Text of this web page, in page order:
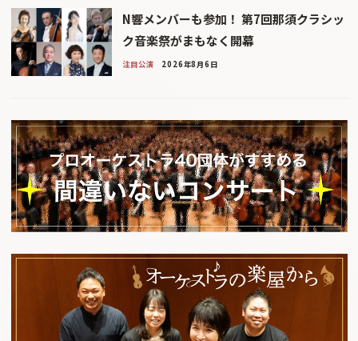
N響メンバーも参加！ 第7回那須クラシッ
ク音楽祭がまもなく開幕
注目公演 2026年8月6日